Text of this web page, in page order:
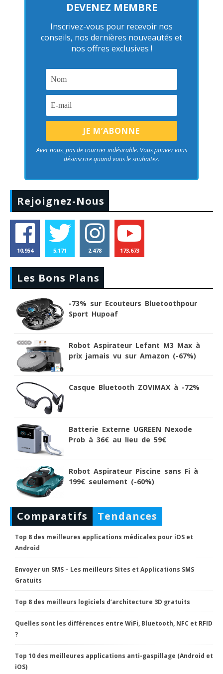
DEVENEZ MEMBRE
Inscrivez-vous pour recevoir nos
conseils, nos dernières nouveautés et
nos offres exclusives !
Avec nous, pas de courrier indésirable. Vous pouvez vous
désinscrire quand vous le souhaitez.
Rejoignez-Nous
10,954 5,171 2,478 173,673
Les Bons Plans
-73% sur Ecouteurs Bluetoothpour
Sport Hupoaf
Robot Aspirateur Lefant M3 Max à
prix jamais vu sur Amazon (-67%)
Casque Bluetooth ZOVIMAX à -72%
Batterie Externe UGREEN Nexode
Prob à 36€ au lieu de 59€
Robot Aspirateur Piscine sans Fi à
199€ seulement (-60%)
Comparatifs Tendances
Top 8 des meilleures applications médicales pour iOS et
Android
Envoyer un SMS – Les meilleurs Sites et Applications SMS
Gratuits
Top 8 des meilleurs logiciels d’architecture 3D gratuits
Quelles sont les différences entre WiFi, Bluetooth, NFC et RFID
?
Top 10 des meilleures applications anti-gaspillage (Android et
iOS)